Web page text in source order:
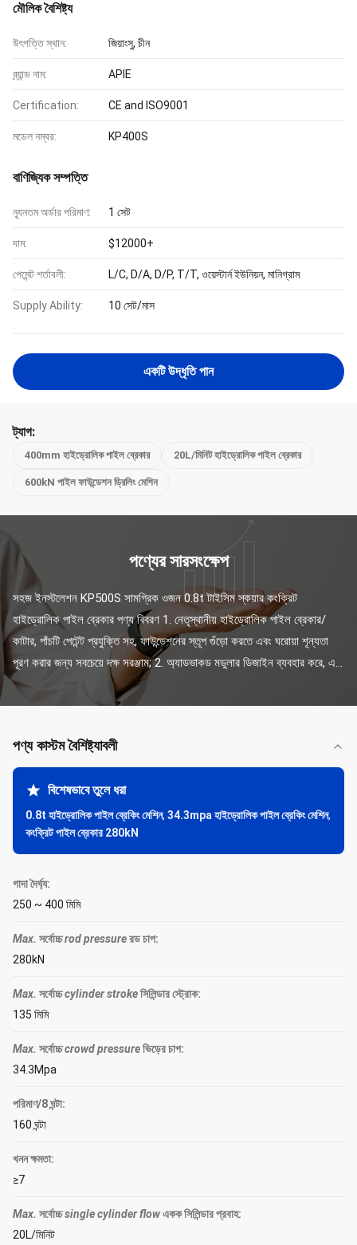
মৌলিক বৈশিষ্ট্য
উৎপত্তি স্থান: জিয়াংসু, চীন
ব্র্যান্ড নাম: APIE
Certification: CE and ISO9001
মডেল নম্বর: KP400S
বাণিজ্যিক সম্পত্তি
ন্যূনতম অর্ডার পরিমাণ: 1 সেট
দাম: $12000+
পেমেন্ট শর্তাবলী: L/C, D/A, D/P, T/T, ওয়েস্টার্ন ইউনিয়ন, মানিগ্রাম
Supply Ability: 10 সেট/মাস
একটি উদ্ধৃতি পান
ট্যাগ:
400mm হাইড্রোলিক পাইল ব্রেকার 20L/মিনিট হাইড্রোলিক পাইল ব্রেকার
600kN পাইল ফাউন্ডেশন ড্রিলিং মেশিন
পণ্যের সারসংক্ষেপ
সহজ ইনস্টলেশন KP500S সামগ্রিক ওজন 0.8t টাইসিম স্কয়ার কংক্রিট
হাইড্রোলিক পাইল ব্রেকার পণ্য বিবরণ 1. নেতৃস্থানীয় হাইড্রোলিক পাইল ব্রেকার/
কাটার, পাঁচটি পেটেন্ট প্রযুক্তি সহ, ফাউন্ডেশনের স্তূপ গুঁড়ো করতে এবং ঘরোয়া শূন্যতা
পূরণ করার জন্য সবচেয়ে দক্ষ সরঞ্জাম; 2. অ্যাডভাকড মডুলার ডিজাইন ব্যবহার করে, এ...
পণ্য কাস্টম বৈশিষ্ট্যাবলী
বিশেষভাবে তুলে ধরা
0.8t হাইড্রোলিক পাইল ব্রেকিং মেশিন, 34.3mpa হাইড্রোলিক পাইল ব্রেকিং মেশিন,
কংক্রিট পাইল ব্রেকার 280kN
গাদা দৈর্ঘ্য:
250 ~ 400 মিমি
Max. সর্বোচ্চrod pressureরড চাপ:
280kN
Max. সর্বোচ্চcylinder strokeসিলিন্ডার স্ট্রোক:
135 মিমি
Max. সর্বোচ্চcrowd pressureভিড়ের চাপ:
34.3Mpa
পরিমাণ/8 ঘন্টা:
160 ঘন্টা
খনন ক্ষমতা:
≥7
Max. সর্বোচ্চsingle cylinder flowএকক সিলিন্ডার প্রবাহ:
20L/মিনিট